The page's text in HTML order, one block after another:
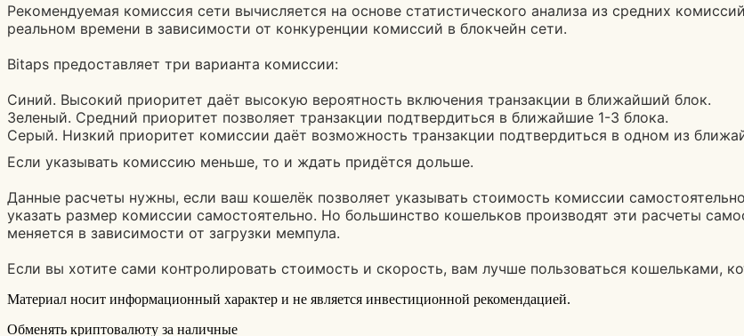
Рекомендуемая комиссия сети вычисляется на основе статистического анализа из средних
реальном времени в зависимости от конкуренции комиссий в блокчейн сети.
Bitaps предоставляет три варианта комиссии:
Синий. Высокий приоритет даёт высокую вероятность включения транзакции в ближайший блок.
Зеленый. Средний приоритет позволяет транзакции подтвердиться в ближайшие 1-3 блока.
Серый. Низкий приоритет комиссии даёт возможность транзакции подтвердиться в одном из
Если указывать комиссию меньше, то и ждать придётся дольше.
Данные расчеты нужны, если ваш кошелёк позволяет указывать стоимость комиссии
указать размер комиссии самостоятельно. Но большинство кошельков производят эти расчеты
меняется в зависимости от загрузки мемпула.
Если вы хотите сами контролировать стоимость и скорость, вам лучше пользоваться кошельками,
Материал носит информационный характер и не является инвестиционной рекомендацией.
Обменять криптовалюту за наличные